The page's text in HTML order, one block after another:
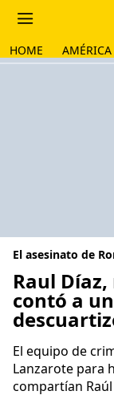
HOME AMÉRICA
El asesinato de
Raul
contó a
El equipo de
Lanzarote para
compartían